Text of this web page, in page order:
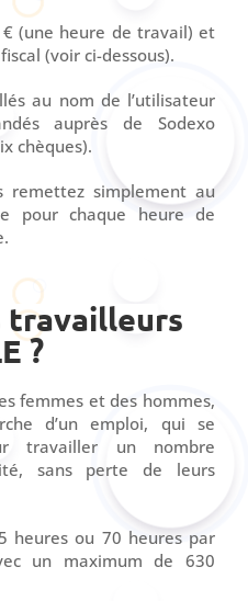
€ (une heure de travail) et
(voir ci-dessous).
au nom de l’utilisateur
auprès de Sodexo
chèques).
remettez simplement au
pour chaque heure de
travailleurs
?
femmes et des hommes,
d’un emploi, qui se
travailler un nombre
sans perte de leurs
heures ou 70 heures par
un maximum de 630